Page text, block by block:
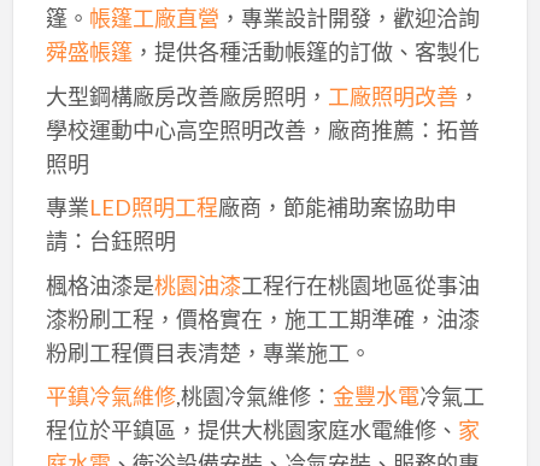
篷。 帳篷工廠直營 ，專業設計開發，歡迎洽詢
舜盛帳篷，提供各種活動帳篷的訂做、客製化
大型鋼構廠房改善廠房照明， 工廠照明改善，
學校運動中心高空照明改善，廠商推薦：拓普
照明
專業LED照明工程廠商，節能補助案協助申
請：台鈺照明
楓格油漆是桃園油漆工程行在桃園地區從事油
漆粉刷工程，價格實在，施工工期準確，油漆
粉刷工程價目表清楚，專業施工。
平鎮冷氣維修,桃園冷氣維修： 金豐水電冷氣工
程位於平鎮區，提供大桃園家庭水電維修、 家